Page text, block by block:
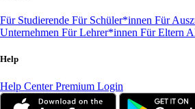
Für Studierende Für Schüler*innen Für
Unternehmen Für Lehrer*innen Für Eltern
Help
Help CenterPremium Login